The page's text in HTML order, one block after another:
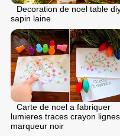
Decoration de noel table
sapin laine
Carte de noel a fabriquer
lumieres traces crayon lignes
marqueur noir